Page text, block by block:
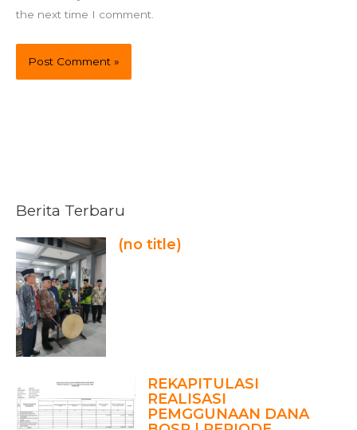
the next time I comment.
Berita Terbaru
(no title)
REKAPITULASI
REALISASI
PEMGGUNAAN DANA